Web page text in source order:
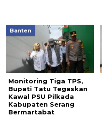
Banten
Monitoring Tiga TPS,
Bupati Tatu Tegaskan
Kawal PSU Pilkada
Kabupaten Serang
Bermartabat